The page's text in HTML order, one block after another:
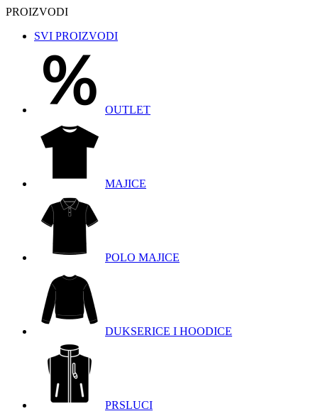
PROIZVODI
SVI PROIZVODI
OUTLET
MAJICE
POLO MAJICE
DUKSERICE I HOODICE
PRSLUCI